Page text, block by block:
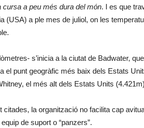
cursa a peu més dura del món. I es que
(USA) a ple mes de juliol, on les
s’inicia a la ciutat de Badwater,
el punt geogràfic més baix dels Estats
el més alt dels Estats Units
la organització no facilita cap
de suport o “panzers”.